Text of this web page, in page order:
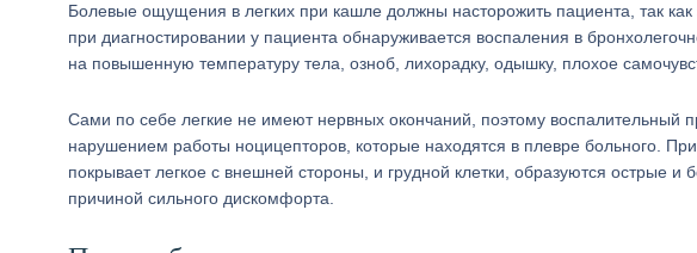
Болевые ощущения в легких при кашле должны насторожить пациента, так
при диагностировании у пациента обнаруживается воспаления в
на повышенную температуру тела, озноб, лихорадку, одышку, плохое
Сами по себе легкие не имеют нервных окончаний, поэтому воспалительный
нарушением работы ноцицепторов, которые находятся в плевре больного.
покрывает легкое с внешней стороны, и грудной клетки, образуются острые
причиной сильного дискомфорта.